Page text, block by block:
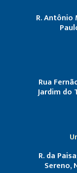
R. Antônio
Rua
Jardim do
R. da
Sereno,